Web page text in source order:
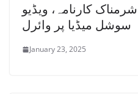
کارنامہ، ویڈیو
سوشل میڈیا پر وائرل
January 23, 2025